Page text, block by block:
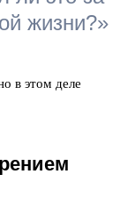
жизни?»
в этом деле